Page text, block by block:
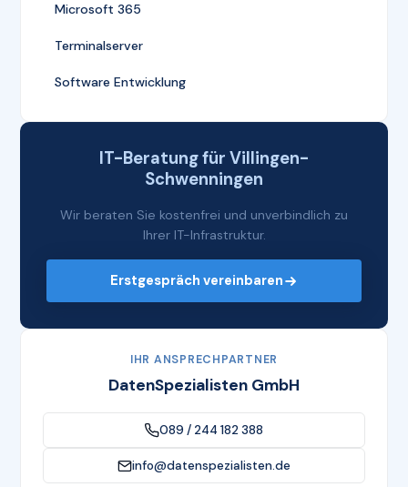
Microsoft 365
Terminalserver
Software Entwicklung
IT-Beratung für Villingen-
Schwenningen
Wir beraten Sie kostenfrei und unverbindlich zu
Ihrer IT-Infrastruktur.
Erstgespräch vereinbaren
IHR ANSPRECHPARTNER
DatenSpezialisten GmbH
089 / 244 182 388
info@datenspezialisten.de